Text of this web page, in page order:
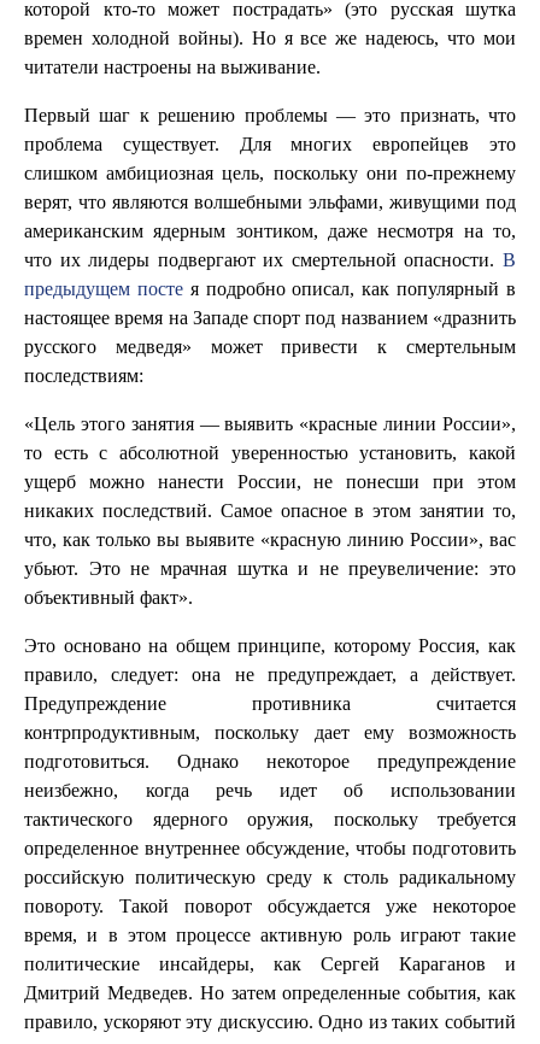
которой кто-то может пострадать» (это русская шутка
времен холодной войны). Но я все же надеюсь, что мои
читатели настроены на выживание.
Первый шаг к решению проблемы — это признать, что
проблема существует. Для многих европейцев это
слишком амбициозная цель, поскольку они по-прежнему
верят, что являются волшебными эльфами, живущими под
американским ядерным зонтиком, даже несмотря на то,
что их лидеры подвергают их смертельной опасности. В
предыдущем постея подробно описал, как популярный в
настоящее время на Западе спорт под названием «дразнить
русского медведя» может привести к смертельным
последствиям:
«Цель этого занятия — выявить «красные линии России»,
то есть с абсолютной уверенностью установить, какой
ущерб можно нанести России, не понесши при этом
никаких последствий. Самое опасное в этом занятии то,
что, как только вы выявите «красную линию России», вас
убьют. Это не мрачная шутка и не преувеличение: это
объективный факт».
Это основано на общем принципе, которому Россия, как
правило, следует: она не предупреждает, а действует.
Предупреждение противника считается
контрпродуктивным, поскольку дает ему возможность
подготовиться. Однако некоторое предупреждение
неизбежно, когда речь идет об использовании
тактического ядерного оружия, поскольку требуется
определенное внутреннее обсуждение, чтобы подготовить
российскую политическую среду к столь радикальному
повороту. Такой поворот обсуждается уже некоторое
время, и в этом процессе активную роль играют такие
политические инсайдеры, как Сергей Караганов и
Дмитрий Медведев. Но затем определенные события, как
правило, ускоряют эту дискуссию. Одно из таких событий